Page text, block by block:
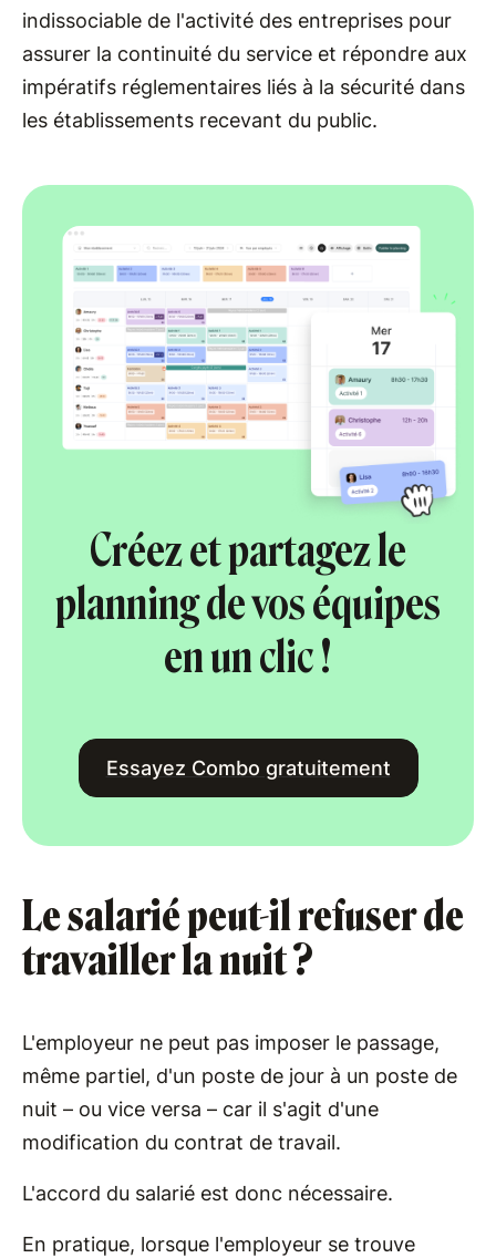
indissociable de l'activité des entreprises pour
assurer la continuité du service et répondre aux
impératifs réglementaires liés à la sécurité dans
les établissements recevant du public.
Créez et partagez le
planning de vos équipes
en un clic !
Essayez Combo gratuitement
Le salarié peut-il refuser de
travailler la nuit ?
L'employeur ne peut pas imposer le passage,
même partiel, d'un poste de jour à un poste de
nuit – ou vice versa – car il s'agit d'une
modification du contrat de travail.
L'accord du salarié est donc nécessaire.
En pratique, lorsque l'employeur se trouve